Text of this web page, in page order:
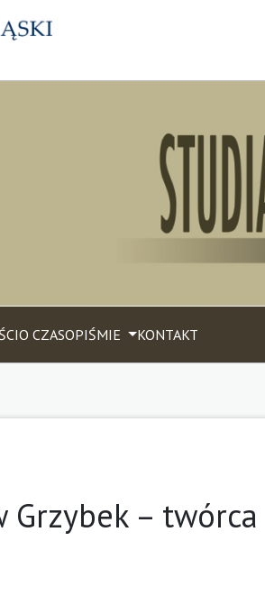
O CZASOPIŚMIE KONTAKT
Grzybek –